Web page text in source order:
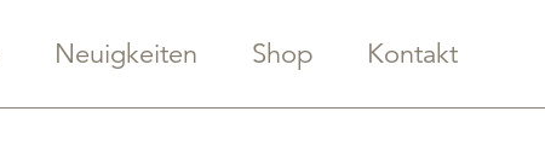
Neuigkeiten Shop Kontakt